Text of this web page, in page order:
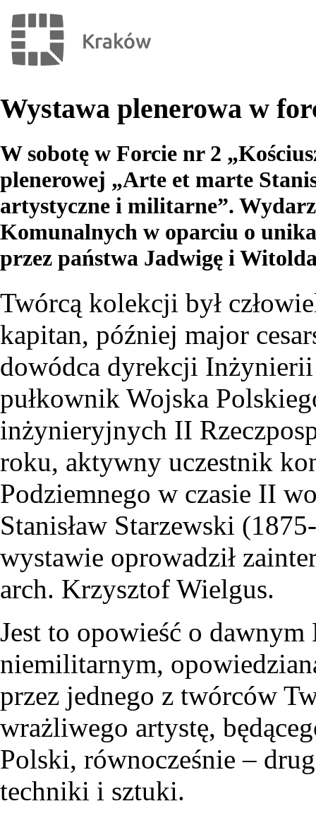
Wystawa plenerowa w
W sobotę w Forcie nr 2
plenerowej „Arte et marte
artystyczne i militarne”.
Komunalnych w oparciu o
przez państwa Jadwigę i
Twórcą kolekcji był
kapitan, później major
dowódca dyrekcji
pułkownik Wojska
inżynieryjnych II
roku, aktywny uczestnik
Podziemnego w czasie II
Stanisław Starzewski
wystawie oprowadził
arch. Krzysztof Wielgus.
Jest to opowieść o
niemilitarnym,
przez jednego z twórców
wrażliwego artystę,
Polski, równocześnie –
techniki i sztuki.